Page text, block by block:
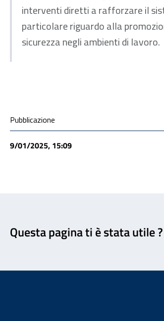
interventi diretti a rafforzare il
particolare riguardo alla
sicurezza negli ambienti di lavoro.
Condivisione social
Pubblicazione
9/01/2025, 15:09
Questa pagina ti è stata utile ?